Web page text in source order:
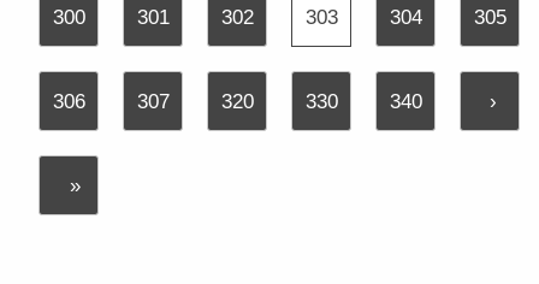
300 301 302 303 304 305
306 307 320 330 340 ›
»